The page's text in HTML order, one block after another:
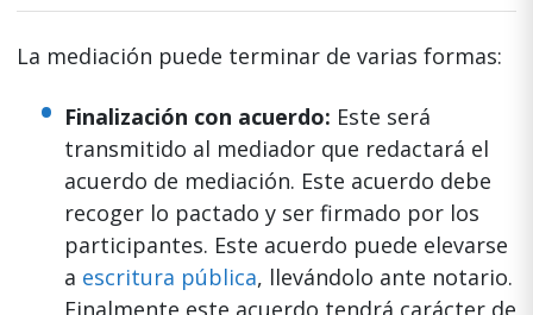
La mediación puede terminar de varias formas:
Finalización con acuerdo: Este será
transmitido al mediador que redactará el
acuerdo de mediación. Este acuerdo debe
recoger lo pactado y ser firmado por los
participantes. Este acuerdo puede elevarse
a escritura pública, llevándolo ante notario.
Finalmente este acuerdo tendrá carácter de